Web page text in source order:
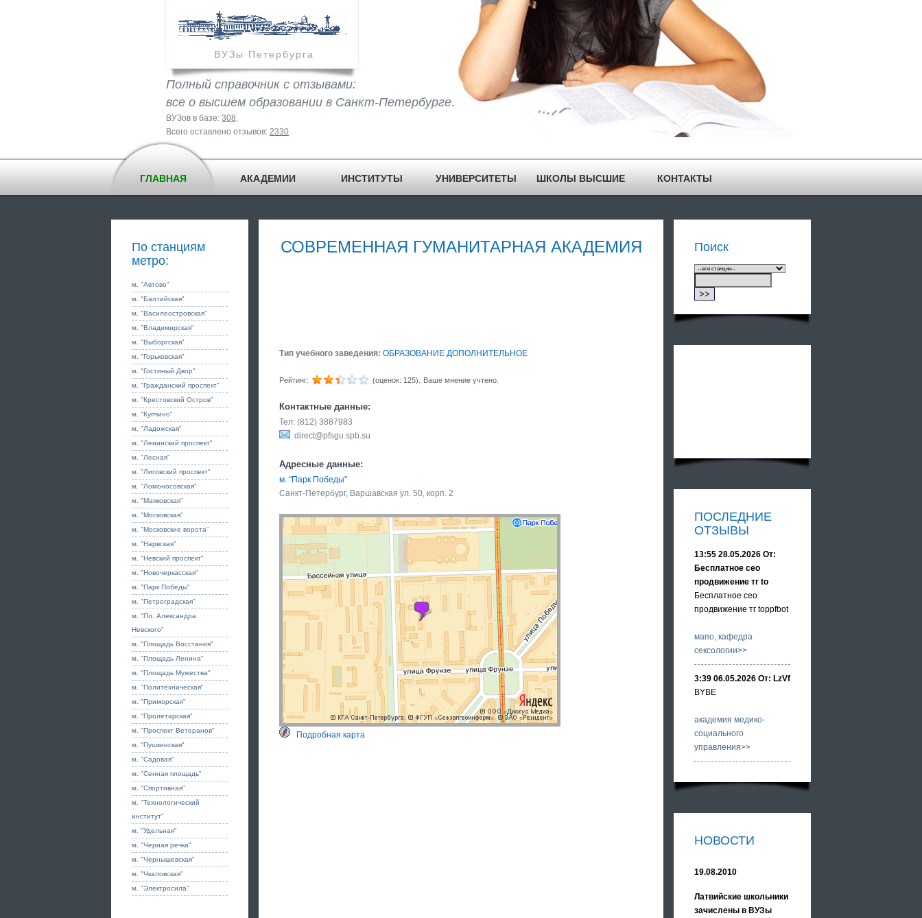
ВУЗы Петербурга
Полный справочник с отзывами:
все о высшем образовании в Санкт-Петербурге.
ВУЗов в базе: 308.
Всего оставлено отзывов: 2330.
ГЛАВНАЯ АКАДЕМИИ ИНСТИТУТЫ УНИВЕРСИТЕТЫ ШКОЛЫ ВЫСШИЕ КОНТАКТЫ
По станциям
метро:
м. "Автово"
м. "Балтийская"
м. "Василеостровская"
м. "Владимирская"
м. "Выборгская"
м. "Горьковская"
м. "Гостиный Двор"
м. "Гражданский проспект"
м. "Крестовский Остров"
м. "Купчино"
м. "Ладожская"
м. "Ленинский проспект"
м. "Лесная"
м. "Лиговский проспект"
м. "Ломоносовская"
м. "Маяковская"
м. "Московская"
м. "Московские ворота"
м. "Нарвская"
м. "Невский проспект"
м. "Новочеркасская"
м. "Парк Победы"
м. "Петроградская"
м. "Пл. Александра
Невского"
м. "Площадь Восстания"
м. "Площадь Ленина"
м. "Площадь Мужества"
м. "Политехническая"
м. "Приморская"
м. "Пролетарская"
м. "Проспект Ветеранов"
м. "Пушкинская"
м. "Садовая"
м. "Сенная площадь"
м. "Спортивная"
м. "Технологический
институт"
м. "Удельная"
м. "Черная речка"
м. "Чернышевская"
м. "Чкаловская"
м. "Электросила"
СОВРЕМЕННАЯ ГУМАНИТАРНАЯ АКАДЕМИЯ
Тип учебного заведения: ОБРАЗОВАНИЕ ДОПОЛНИТЕЛЬНОЕ
Рейтинг: (оценок: 125). Ваше мнение учтено.
Контактные данные:
Тел: (812) 3887983
direct@pfsgu.spb.su
Адресные данные:
м. "Парк Победы"
Санкт-Петербург, Варшавская ул. 50, корп. 2
Подробная карта
Поиск
ПОСЛЕДНИЕ
ОТЗЫВЫ
13:55 28.05.2026 От:
Бесплатное сео
продвижение тг to
Бесплатное сео
продвижение тг toppfbot
мапо, кафедра
сексологии>>
3:39 06.05.2026 От: LzVf
BYBE
академия медико-
социального
управления>>
НОВОСТИ
19.08.2010
Латвийские школьники
зачислены в ВУЗы